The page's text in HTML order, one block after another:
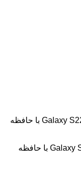
گوشی موبایل سامسونگ مدل Galaxy S22 Ultra 5G با حافظه